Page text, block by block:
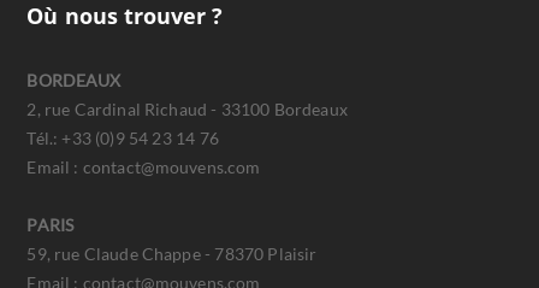
Où nous trouver ?
BORDEAUX
2, rue Cardinal Richaud - 33100 Bordeaux
Tél.: +33 (0)9 54 23 14 76
Email : contact@mouvens.com
PARIS
59, rue Claude Chappe - 78370 Plaisir
Email : contact@mouvens.com